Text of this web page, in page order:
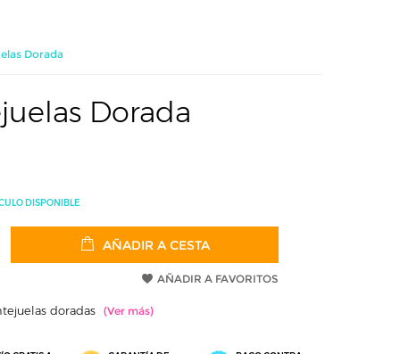
Dorada
Dorada
DISPONIBLE
AÑADIR A CESTA
AÑADIR A FAVORITOS
doradas